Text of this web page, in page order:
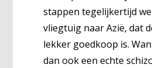
stappen tegelijkertijd
vliegtuig naar Azië, dat
lekker goedkoop is.
dan ook een echte